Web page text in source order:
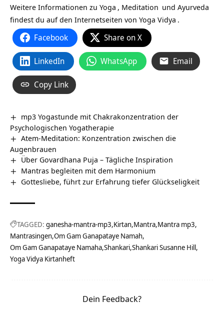
Weitere Informationen zu Yoga , Meditation und Ayurveda
findest du auf den Internetseiten von Yoga Vidya .
Facebook Share on X
LinkedIn WhatsApp Email
Copy Link
mp3 Yogastunde mit Chakrakonzentration der
Psychologischen Yogatherapie
Atem-Meditation: Konzentration zwischen die
Augenbrauen
Über Govardhana Puja – Tägliche Inspiration
Mantras begleiten mit dem Harmonium
Gottesliebe, führt zur Erfahrung tiefer Glückseligkeit
TAGGED: ganesha-mantra-mp3 Kirtan Mantra Mantra mp3
Mantrasingen Om Gam Ganapataye Namah
Om Gam Ganapataye Namaha Shankari Shankari Susanne Hill
Yoga Vidya Kirtanheft
Dein Feedback?